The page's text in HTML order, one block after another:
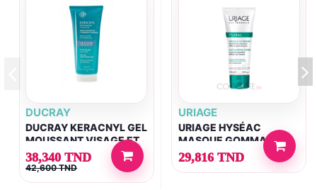
DUCRAY
DUCRAY KERACNYL GEL
MOUSSANT VISAGE ET
CORPS 200ML
38,340 TND
42,600 TND
URIAGE
URIAGE HYSÉAC
MASQUE GOMMANT
100 ML
29,816 TND